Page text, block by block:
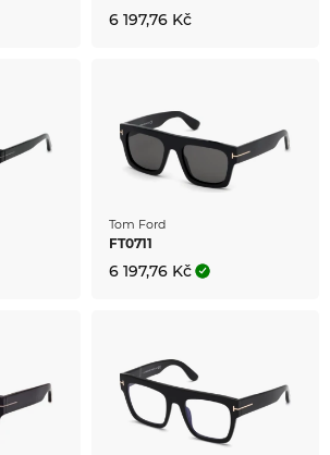
6 197,76 Kč
Tom Ford
FT0711
6 197,76 Kč